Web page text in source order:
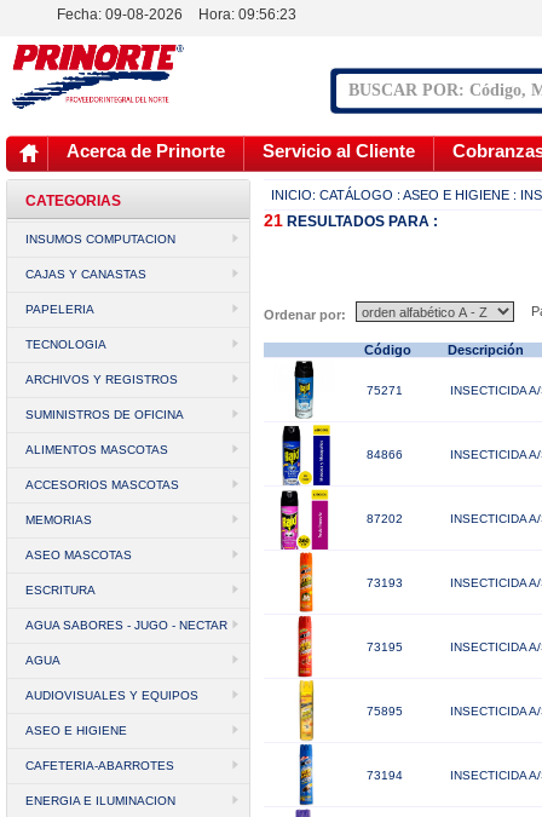
Fecha: 09-08-2026 Hora: 09:56:23
Acerca de Prinorte Servicio al Cliente
CATEGORIAS
INSUMOS COMPUTACION
CAJAS Y CANASTAS
PAPELERIA
TECNOLOGIA
ARCHIVOS Y REGISTROS
SUMINISTROS DE OFICINA
ALIMENTOS MASCOTAS
ACCESORIOS MASCOTAS
MEMORIAS
ASEO MASCOTAS
ESCRITURA
AGUA SABORES - JUGO - NECTAR
AGUA
AUDIOVISUALES Y EQUIPOS
ASEO E HIGIENE
CAFETERIA-ABARROTES
ENERGIA E ILUMINACION
INICIO: CATÁLOGO : ASEO E HIGIENE :
21 RESULTADOS PARA :
Ordenar por:
Código Descripción
75271 INSECTICIDA
84866 INSECTICIDA
87202 INSECTICIDA
73193 INSECTICIDA
73195 INSECTICIDA
75895 INSECTICIDA
73194 INSECTICIDA